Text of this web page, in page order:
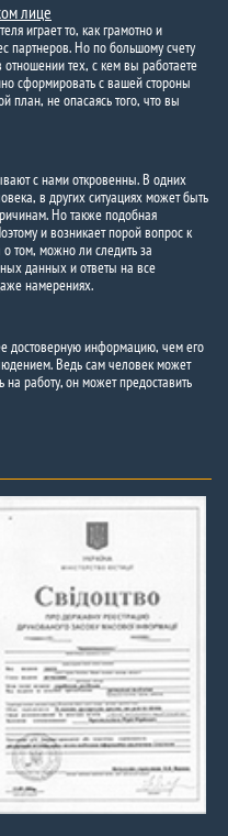
лице
играет то, как грамотно и
партнеров. Но по большому счету
отношении тех, с кем вы работаете
сформировать с вашей стороны
план, не опасаясь того, что вы
с нами откровенны. В одних
в других ситуациях может быть
Но также подобная
и возникает порой вопрос к
о том, можно ли следить за
данных и ответы на все
намерениях.
достоверную информацию, чем его
Ведь сам человек может
на работу, он может предоставить